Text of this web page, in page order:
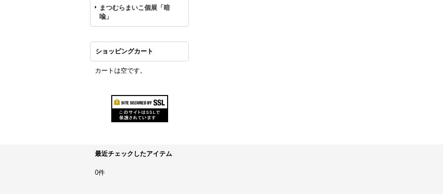
まつむらまいこ個展「暗
喩」
ショッピングカート
カートは空です。
最近チェックしたアイテム
0件